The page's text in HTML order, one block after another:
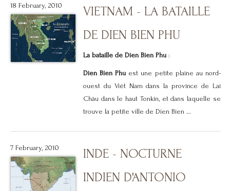
18 February, 2010
VIETNAM - LA BATAILLE
DE DIEN BIEN PHU
La bataille de Dien Bien Phu:
Dien Bien Phu est une petite plaine au nord-
ouest du Viêt Nam dans la province de Lai
Châu dans le haut Tonkin, et dans laquelle se
trouve la petite ville de Dien Bien ...
7 February, 2010
INDE - NOCTURNE
INDIEN D'ANTONIO